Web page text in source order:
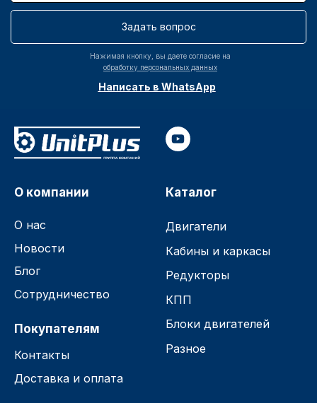
Задать вопрос
Нажимая кнопку, вы даете согласие на
обработку персональных данных
Написать в WhatsApp
О компании
О нас
Новости
Блог
Сотрудничество
Покупателям
Контакты
Доставка и оплата
Каталог
Двигатели
Кабины и каркасы
Редукторы
КПП
Блоки двигателей
Разное